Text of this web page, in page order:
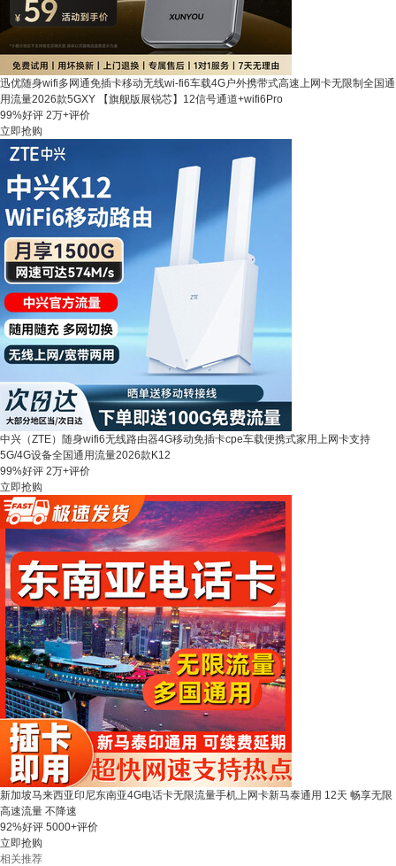
迅优随身wifi多网通免插卡移动无线wi-fi6车载4G户外携带式高速上网卡无限制全国通
用流量2026款5GXY 【旗舰版展锐芯】12信号通道+wifi6Pro
99%好评 2万+评价
立即抢购
中兴（ZTE）随身wifi6无线路由器4G移动免插卡cpe车载便携式家用上网卡支持
5G/4G设备全国通用流量2026款K12
99%好评 2万+评价
立即抢购
新加坡马来西亚印尼东南亚4G电话卡无限流量手机上网卡新马泰通用 12天 畅享无限
高速流量 不降速
92%好评 5000+评价
立即抢购
相关推荐